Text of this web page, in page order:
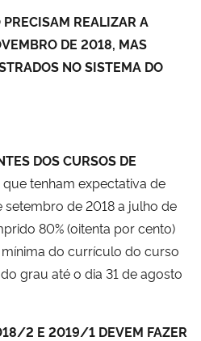
REALIZAR A
DE 2018, MAS
NO SISTEMA DO
DOS CURSOS DE
tenham expectativa de
de 2018 a julho de
80% (oitenta por cento)
do currículo do curso
grau até o dia 31 de agosto
2 E 2019/1 DEVEM FAZER